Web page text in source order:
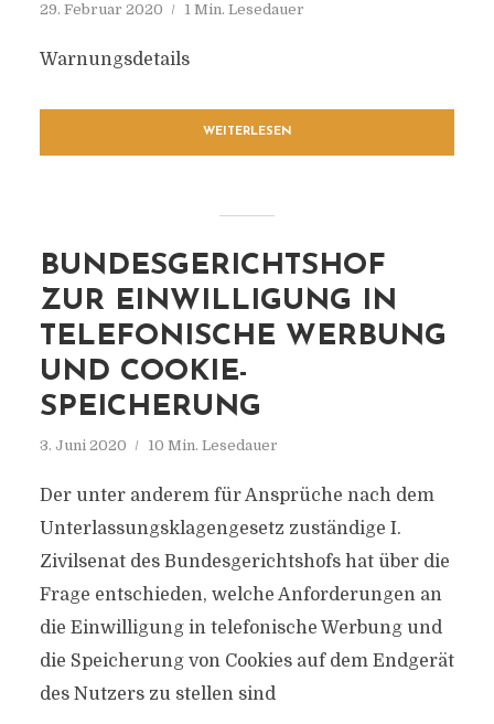
29. Februar 2020 1 Min. Lesedauer
Warnungsdetails
WEITERLESEN
BUNDESGERICHTSHOF
ZUR EINWILLIGUNG IN
TELEFONISCHE WERBUNG
UND COOKIE-
SPEICHERUNG
3. Juni 2020 10 Min. Lesedauer
Der unter anderem für Ansprüche nach dem
Unterlassungsklagengesetz zuständige I.
Zivilsenat des Bundesgerichtshofs hat über die
Frage entschieden, welche Anforderungen an
die Einwilligung in telefonische Werbung und
die Speicherung von Cookies auf dem Endgerät
des Nutzers zu stellen sind